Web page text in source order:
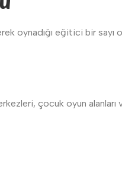
oynadığı eğitici bir
çocuk oyun alanları